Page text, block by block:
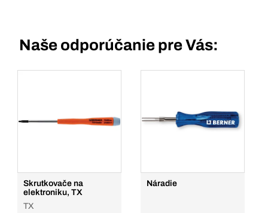
Naše odporúčanie pre Vás:
Skrutkovače na
elektroniku, TX
TX
Náradie